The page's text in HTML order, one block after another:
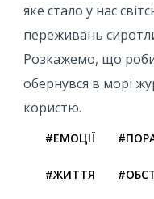
яке стало у нас
переживань
Розкажемо, що
обернувся в морі
користю.
#ЕМОЦІЇ
#ЖИТТЯ